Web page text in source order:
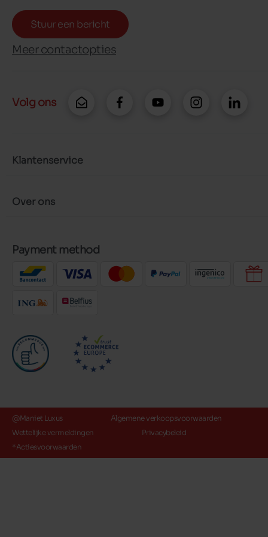
Stuur een bericht
Meer contactopties
Volg ons
Klantenservice
Over ons
Payment method
@Maniet Luxus
Algemene verkoopsvoorwaarden
Wettelijke vermeldingen
Privacybeleid
*Actiesvoorwaarden